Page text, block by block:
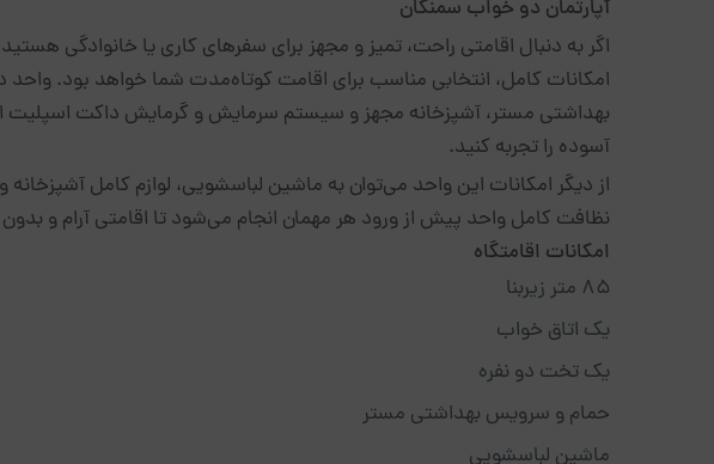
آپارتمان دو خواب سمنگان
امکانات کامل، انتخابی مناسب برای اقامت کوتاه‌مدت شما خواهد بود.
بهداشتی مستر، آشپزخانه مجهز و سیستم سرمایش و گرمایش داکت اسپلیت
آسوده را تجربه کنید.
از دیگر امکانات این واحد می‌توان به ماشین لباسشویی، لوازم کامل
نظافت کامل واحد پیش از ورود هر مهمان انجام می‌شود تا اقامتی آرام و
امکانات اقامتگاه
۸۵ متر زیربنا
یک اتاق خواب
یک تخت دو نفره
حمام و سرویس بهداشتی مستر
ماشین لباسشویی